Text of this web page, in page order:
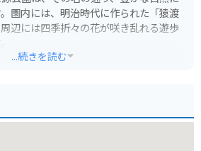
園内には、明治時代に作られた「猿渡
辺には四季折々の花が咲き乱れる遊歩
リングを楽しむこともできます。周辺
戸の街並みが広がっており、観光と合
...続きを読む